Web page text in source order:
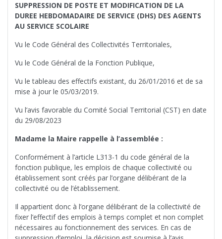
SUPPRESSION DE POSTE ET MODIFICATION DE LA
DUREE HEBDOMADAIRE DE SERVICE (DHS) DES AGENTS
AU SERVICE SCOLAIRE
Vu le Code Général des Collectivités Territoriales,
Vu le Code Général de la Fonction Publique,
Vu le tableau des effectifs existant, du 26/01/2016 et de sa
mise à jour le 05/03/2019.
Vu l’avis favorable du Comité Social Territorial (CST) en date
du 29/08/2023
Madame la Maire rappelle à l’assemblée :
Conformément à l’article L313-1 du code général de la
fonction publique, les emplois de chaque collectivité ou
établissement sont créés par l’organe délibérant de la
collectivité ou de l’établissement.
Il appartient donc à l’organe délibérant de la collectivité de
fixer l’effectif des emplois à temps complet et non complet
nécessaires au fonctionnement des services. En cas de